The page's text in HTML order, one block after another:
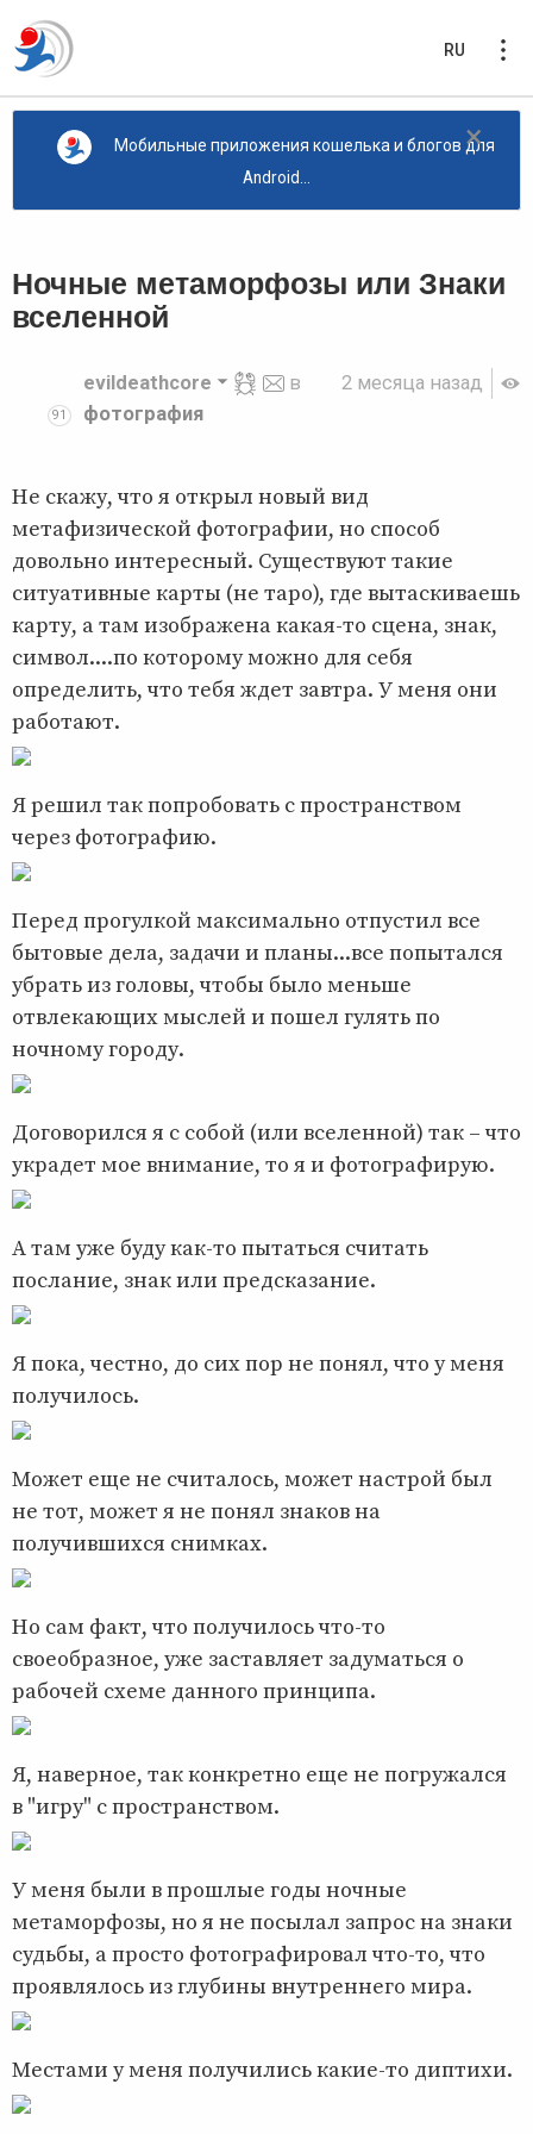
RU
×
Мобильные приложения кошелька и блогов для
Android...
Ночные метаморфозы или Знаки
вселенной
2 месяца назад
91
evildeathcore
в
фотография
Не скажу, что я открыл новый вид
метафизической фотографии, но способ
довольно интересный. Существуют такие
ситуативные карты (не таро), где вытаскиваешь
карту, а там изображена какая-то сцена, знак,
символ....по которому можно для себя
определить, что тебя ждет завтра. У меня они
работают.
Я решил так попробовать с пространством
через фотографию.
Перед прогулкой максимально отпустил все
бытовые дела, задачи и планы...все попытался
убрать из головы, чтобы было меньше
отвлекающих мыслей и пошел гулять по
ночному городу.
Договорился я с собой (или вселенной) так – что
украдет мое внимание, то я и фотографирую.
А там уже буду как-то пытаться считать
послание, знак или предсказание.
Я пока, честно, до сих пор не понял, что у меня
получилось.
Может еще не считалось, может настрой был
не тот, может я не понял знаков на
получившихся снимках.
Но сам факт, что получилось что-то
своеобразное, уже заставляет задуматься о
рабочей схеме данного принципа.
Я, наверное, так конкретно еще не погружался
в "игру" с пространством.
У меня были в прошлые годы ночные
метаморфозы, но я не посылал запрос на знаки
судьбы, а просто фотографировал что-то, что
проявлялось из глубины внутреннего мира.
Местами у меня получились какие-то диптихи.